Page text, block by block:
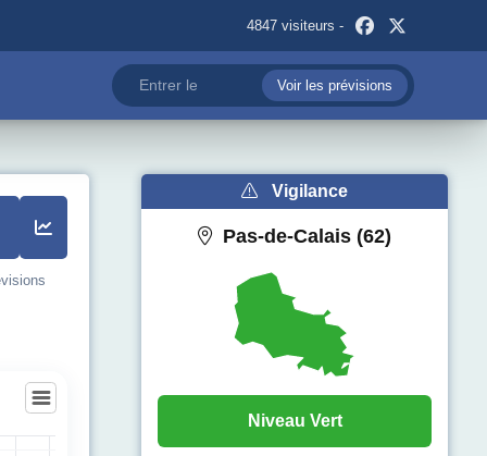
4847 visiteurs -
Voir les prévisions
Vigilance
Pas-de-Calais (62)
Niveau Vert